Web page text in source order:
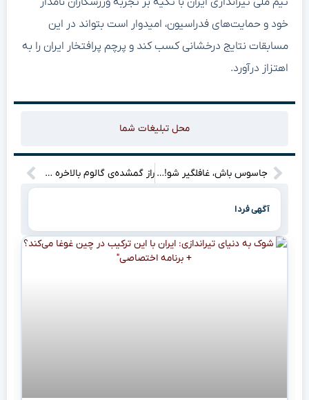
خود و حمایت‌های فدراسیون، امیدوار است بتواند در این
مسابقات نتایج درخشانی کسب کند و پرچم پرافتخار ایران را به
اهتزاز درآورد.
محل تبلیغات شما
جاسوس باش، غافلگیر شو! گیم‌پلی جیمز باند جدید، معادلات رو به هم می‌ریزه! راز گمشده‌ی گالوم بالاخره فاش شد! بازگشت ارباب حلقه‌ها با داستانی تاریک‌تر”
آگهی فردا